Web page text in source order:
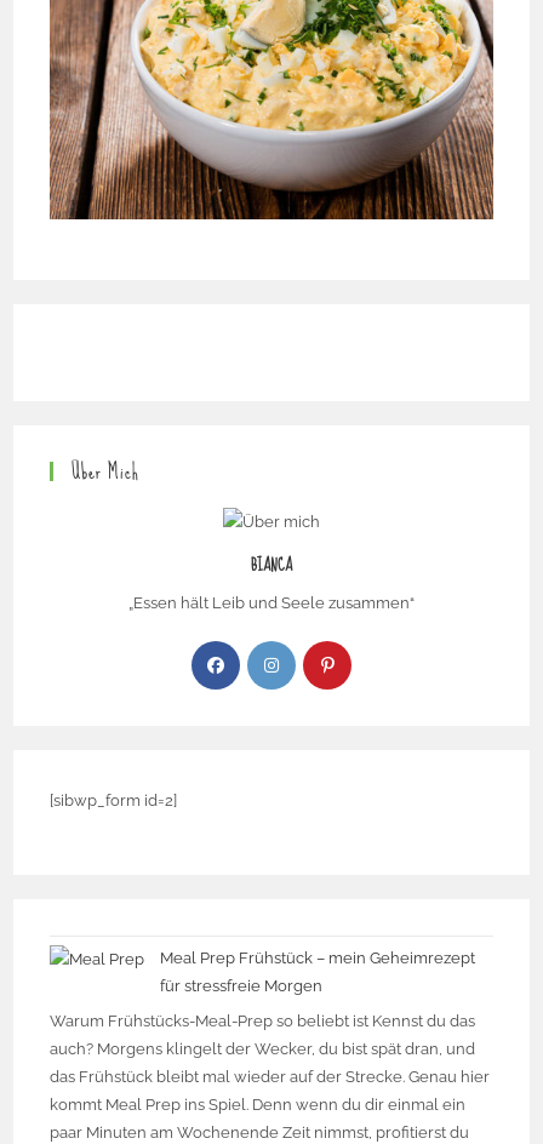
Über Mich
BIANCA
„Essen hält Leib und Seele zusammen“
[sibwp_form id=2]
Meal Prep Frühstück – mein Geheimrezept
für stressfreie Morgen
Warum Frühstücks-Meal-Prep so beliebt ist Kennst du das
auch? Morgens klingelt der Wecker, du bist spät dran, und
das Frühstück bleibt mal wieder auf der Strecke. Genau hier
kommt Meal Prep ins Spiel. Denn wenn du dir einmal ein
paar Minuten am Wochenende Zeit nimmst, profitierst du